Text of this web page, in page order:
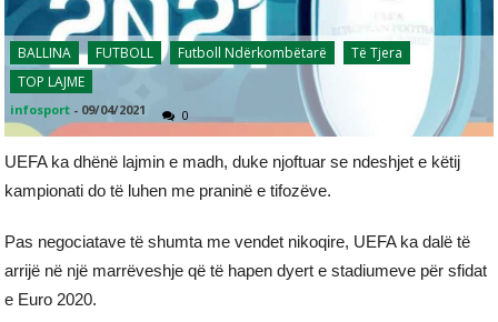
BALLINA FUTBOLL Futboll Ndërkombëtarë
Të Tjera
TOP LAJME
infosport - 09/04/2021 0
UEFA ka dhënë lajmin e madh, duke njoftuar se ndeshjet e këtij
kampionati do të luhen me praninë e tifozëve.
Pas negociatave të shumta me vendet nikoqire, UEFA ka dalë të
arrijë në një marrëveshje që të hapen dyert e stadiumeve për sfidat
e Euro 2020.